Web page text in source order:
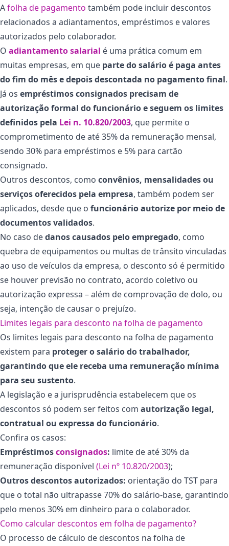
Afolha de pagamento também pode incluir descontos
relacionados a adiantamentos, empréstimos e valores
autorizados pelo colaborador.
O adiantamento salarial é uma prática comum em
muitas empresas, em que parte do salário é paga antes
do fim do mês e depois descontada no pagamento final.
Já os empréstimos consignados precisam de
autorização formal do funcionário e seguem os limites
definidos pela Lei n. 10.820/2003, que permite o
comprometimento de até 35% da remuneração mensal,
sendo 30% para empréstimos e 5% para cartão
consignado.
Outros descontos, como convênios, mensalidades ou
serviços oferecidos pela empresa, também podem ser
aplicados, desde que o funcionário autorize por meio de
documentos validados.
No caso dedanos causados pelo empregado, como
quebra de equipamentos ou multas de trânsito vinculadas
ao uso de veículos da empresa, o desconto só é permitido
se houver previsão no contrato, acordo coletivo ou
autorização expressa – além de comprovação de dolo, ou
seja, intenção de causar o prejuízo.
Limites legais para desconto na folha de pagamento
Os limites legais para desconto na folha de pagamento
existem para proteger o salário do trabalhador,
garantindo que ele receba uma remuneração mínima
para seu sustento.
A legislação e a jurisprudência estabelecem que os
descontos só podem ser feitos com autorização legal,
contratual ou expressa do funcionário.
Confira os casos:
Empréstimosconsignados: limite de até 30% da
remuneração disponível (Lei nº 10.820/2003);
Outros descontos autorizados: orientação do TST para
que o total não ultrapasse 70% do salário-base, garantindo
pelo menos 30% em dinheiro para o colaborador.
Como calcular descontos em folha de pagamento?
O processo de cálculo de descontos na folha de